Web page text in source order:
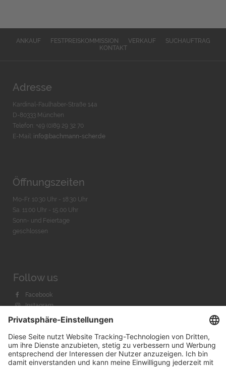
ANKAUF FESTPREISKOMMISSION VERKAUF
SUCHAUFTRAG
KONTAKT
Adresse
Kardinal-Faulhaber-Straße 14a
D-80333 München
Telefon: +49 (0)89 29 32 70
E-Mail: info@bachmann-scher.de
Öffnungszeiten
Mo-Fr. 10:30 Uhr - 18:30 Uhr
Sa. 11:00 Uhr - 15.00 Uhr
Sonn- und Feiertage
geschlossen
Follow us
Facebook
Instagram
Youtube